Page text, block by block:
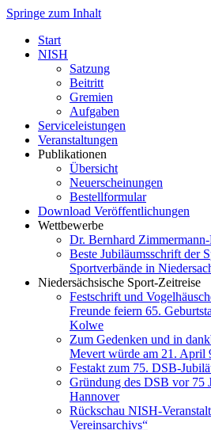
Springe zum Inhalt
Start
NISH
Satzung
Beitritt
Gremien
Aufgaben
Serviceleistungen
Veranstaltungen
Publikationen
Übersicht
Neuerscheinungen
Bestellformular
Download Veröffentlichungen
Wettbewerbe
Dr. Bernhard Zimmermann-
Beste Jubiläumsschrift der
Sportverbände in
Niedersächsische Sport-Zeitreise
Festschrift und
Freunde feiern 65.
Kolwe
Zum Gedenken und in
Mevert würde am 21. April
Festakt zum 75. DSB-
Gründung des DSB vor 75
Hannover
Rückschau NISH-
Vereinsarchivs“